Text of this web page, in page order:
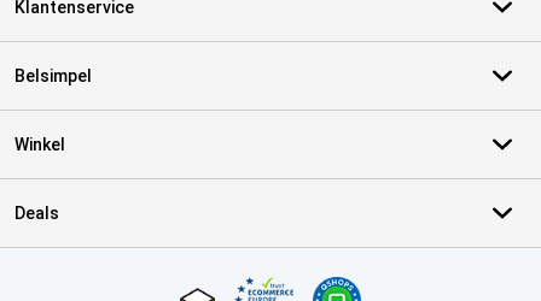
Klantenservice
Belsimpel
Winkel
Deals